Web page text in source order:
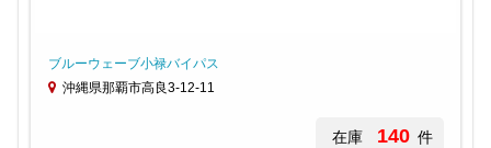
ブルーウェーブ小禄バイパス
沖縄県那覇市高良3-12-11
在庫 140 件